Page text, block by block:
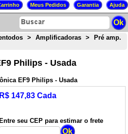
> Amplificadoras >
Pré amp.
Philips - Usada
EF9 Philips - Usada
R$ 147,83 Cada
Entre seu CEP para estimar o frete